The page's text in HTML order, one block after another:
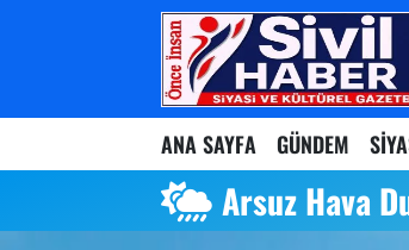
ANA SAYFA GÜNDEM
Arsuz Hava
Nöbetçi Eczaneler
Hava Durumu
Namaz Vakitleri